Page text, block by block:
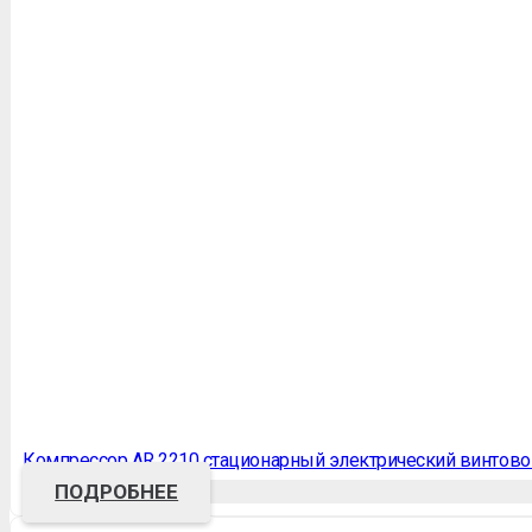
Компрессор АR 2210 стационарный электрический
ПОДРОБНЕЕ